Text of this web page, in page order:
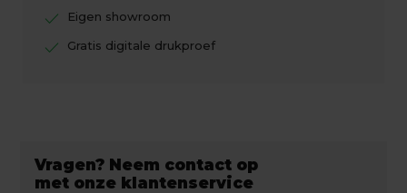
check Eigen showroom
check Gratis digitale drukproef
Vragen? Neem contact op
met onze klantenservice